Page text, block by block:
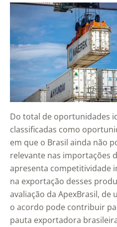
Do total de oportunidades
classificadas como
em que o Brasil ainda não
relevante nas importações
apresenta competitividade
na exportação desses
avaliação da ApexBrasil,
o acordo pode contribuir
pauta exportadora